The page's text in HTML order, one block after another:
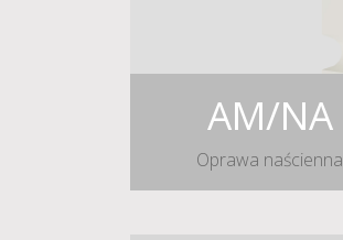
AM/NA
Oprawa naścienna